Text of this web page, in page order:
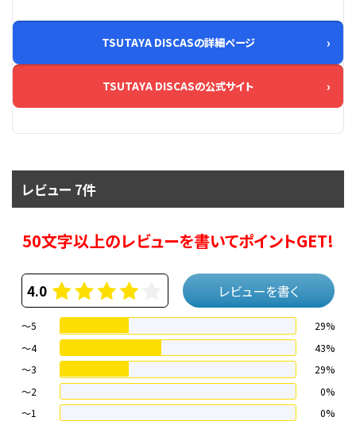
TSUTAYA DISCASの詳細ページ
TSUTAYA DISCASの公式サイト
レビュー 7件
50文字以上のレビューを書いてポイントGET!
4.0 レビューを書く
～5
29%
～4
43%
〜3
29%
〜2
0%
〜1
0%